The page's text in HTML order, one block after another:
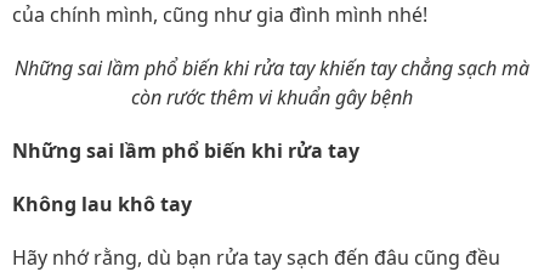
của chính mình, cũng như gia đình mình nhé!
Những sai lầm phổ biến khi rửa tay khiến tay chẳng sạch mà
còn rước thêm vi khuẩn gây bệnh
Những sai lầm phổ biến khi rửa tay
Không lau khô tay
Hãy nhớ rằng, dù bạn rửa tay sạch đến đâu cũng đều